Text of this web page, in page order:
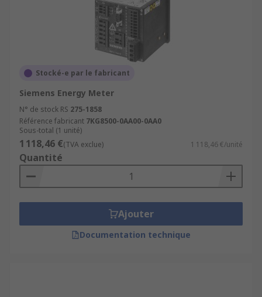
Stocké-e par le fabricant
Siemens Energy Meter
N° de stock RS 275-1858
Référence fabricant 7KG8500-0AA00-0AA0
Sous-total (1 unité)
1 118,46 €(TVA exclue) 1 118,46 €/unité
Quantité
Ajouter
Documentation technique